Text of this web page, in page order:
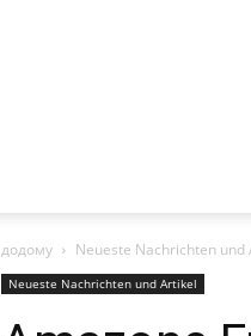
додому Neueste Nachrichten und
Neueste Nachrichten und Artikel